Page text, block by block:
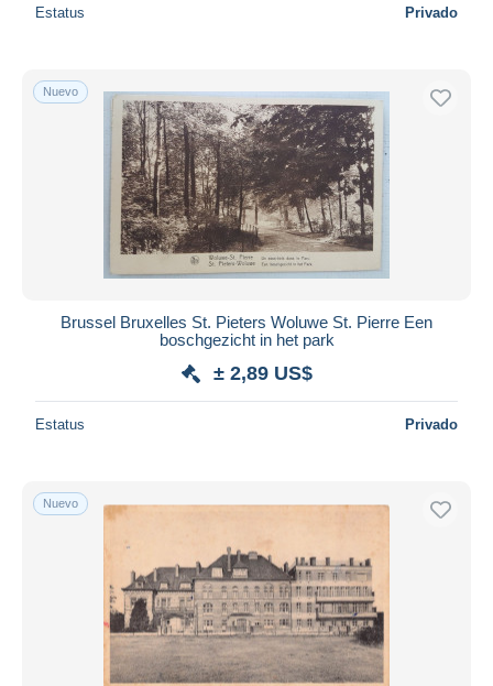
Estatus Privado
Nuevo
Brussel Bruxelles St. Pieters Woluwe St. Pierre Een
boschgezicht in het park
± 2,89 US$
Estatus Privado
Nuevo